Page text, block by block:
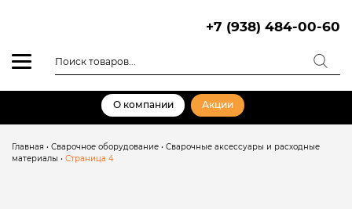
+7 (938) 484-00-60
товаров
О компании Акции
Главная • Сварочное оборудование • Сварочные аксессуары и расходные
материалы • Страница 4